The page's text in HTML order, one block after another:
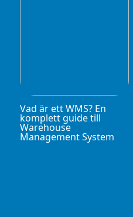
Vad är ett WMS? En
komplett guide till
Warehouse
Management System